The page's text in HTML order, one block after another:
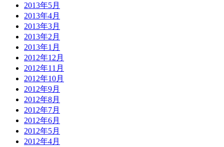
2013年5月
2013年4月
2013年3月
2013年2月
2013年1月
2012年12月
2012年11月
2012年10月
2012年9月
2012年8月
2012年7月
2012年6月
2012年5月
2012年4月